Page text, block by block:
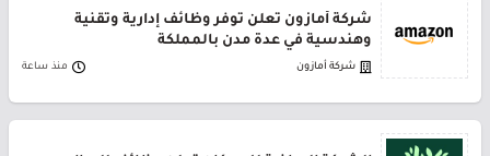
شركة أمازون تعلن توفر وظائف إدارية وتقنية
وهندسية في عدة مدن بالمملكة
شركة أمازون منذ ساعة